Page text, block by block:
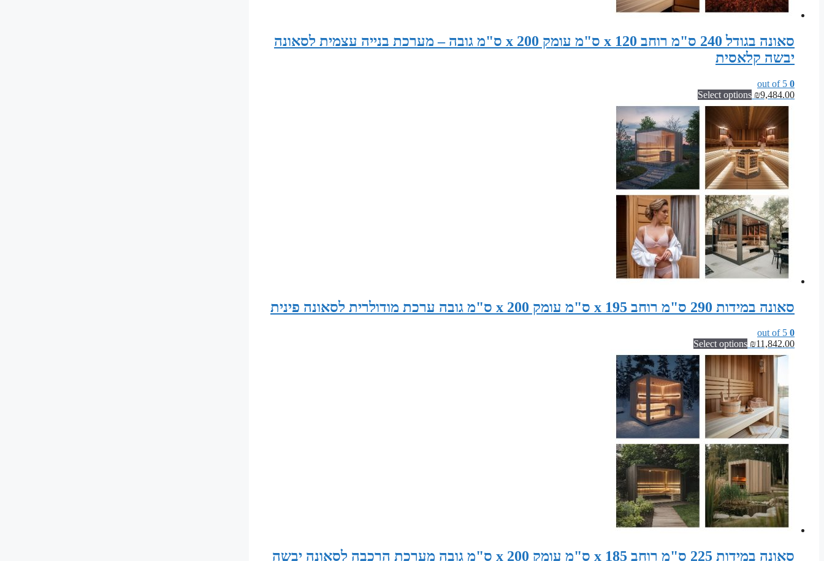
סאונה בגודל 240 ס"מ רוחב x 120 ס"מ עומק x 200 ס"מ גובה – מערכת בנייה עצמית לסאונה
יבשה קלאסית
0
₪9,484.00
Select options
סאונה במידות 290 ס"מ רוחב x 195 ס"מ עומק x 200 ס"מ גובה ערכת מודולרית לסאונה פינית
0
₪11,842.00
Select options
סאונה במידות 225 ס"מ רוחב x 185 ס"מ עומק x 200 ס"מ גובה מערכת הרכבה לסאונה יבשה